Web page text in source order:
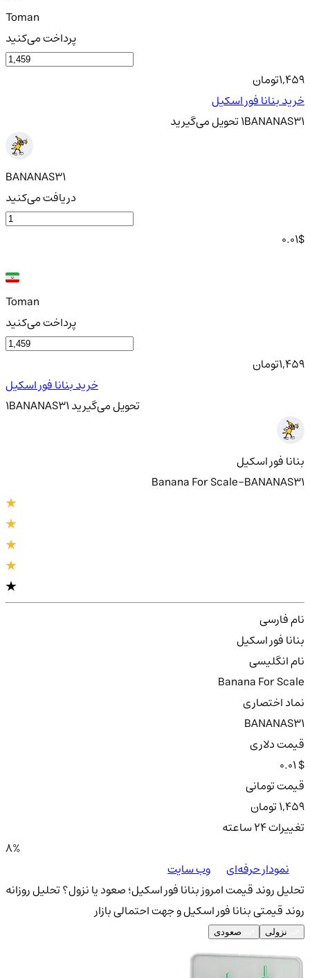
Toman
پرداخت می‌کنید
1,459تومان
خرید بنانا فور اسکیل
1BANANAS31تحویلمی‌گیرید
BANANAS31
دریافت می‌کنید
0.01$
Toman
پرداخت می‌کنید
1,459تومان
خرید بنانا فور اسکیل
1BANANAS31 تحویلمی‌گیرید
بنانا فور اسکیل
Banana For Scale-BANANAS31
نام فارسی
بنانا فور اسکیل
نام انگلیسی
Banana For Scale
نماد اختصاری
BANANAS31
قیمت دلاری
0.01 $
قیمت تومانی
1,459 تومان
تغییرات ۲۴ ساعته
8%
نمودار حرفه‌ای
وب سایت
تحلیل روند قیمت امروز بنانا فور اسکیل؛ صعود یا نزول؟تحلیل روزانه
روند قیمتی بنانا فور اسکیل و جهت احتمالی بازار
نزولی صعودی